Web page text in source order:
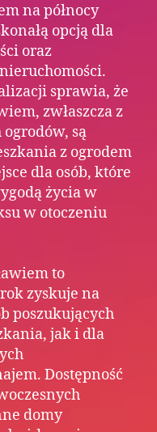
na północy
opcją dla
oraz
sprawia, że
zwłaszcza z
są
z ogrodem
dla osób, które
życia w
w otoczeniu
to
zyskuje na
poszukujących
jak i dla
Dostępność
domy